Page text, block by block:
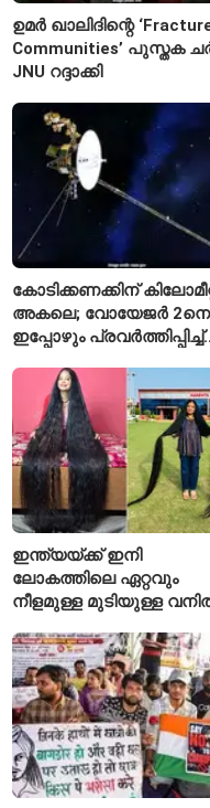
ഉമർ ഖാലിദിന്റെ
Communities’ പുസ്തക
JNU റദ്ദാക്കി
കോടിക്കണക്കിന്
അകലെ; വോയേജർ 2നെ
ഇപ്പോഴും പ്രവർത്തിപ്പിച്ച്
ഇന്ത്യയ്ക്ക് ഇനി
ലോകത്തിലെ ഏറ്റവും
നീളമുള്ള മുടിയുള്ള